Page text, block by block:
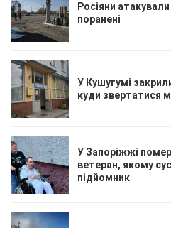
Росіяни
поранені
У Кушугумі
куди звертатися
У Запоріжжі
ветеран, якому
підйомник